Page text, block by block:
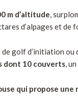
m d’altitude,
d’alpages et
golf d’initiation ou
dont 10 couverts,
qui propose